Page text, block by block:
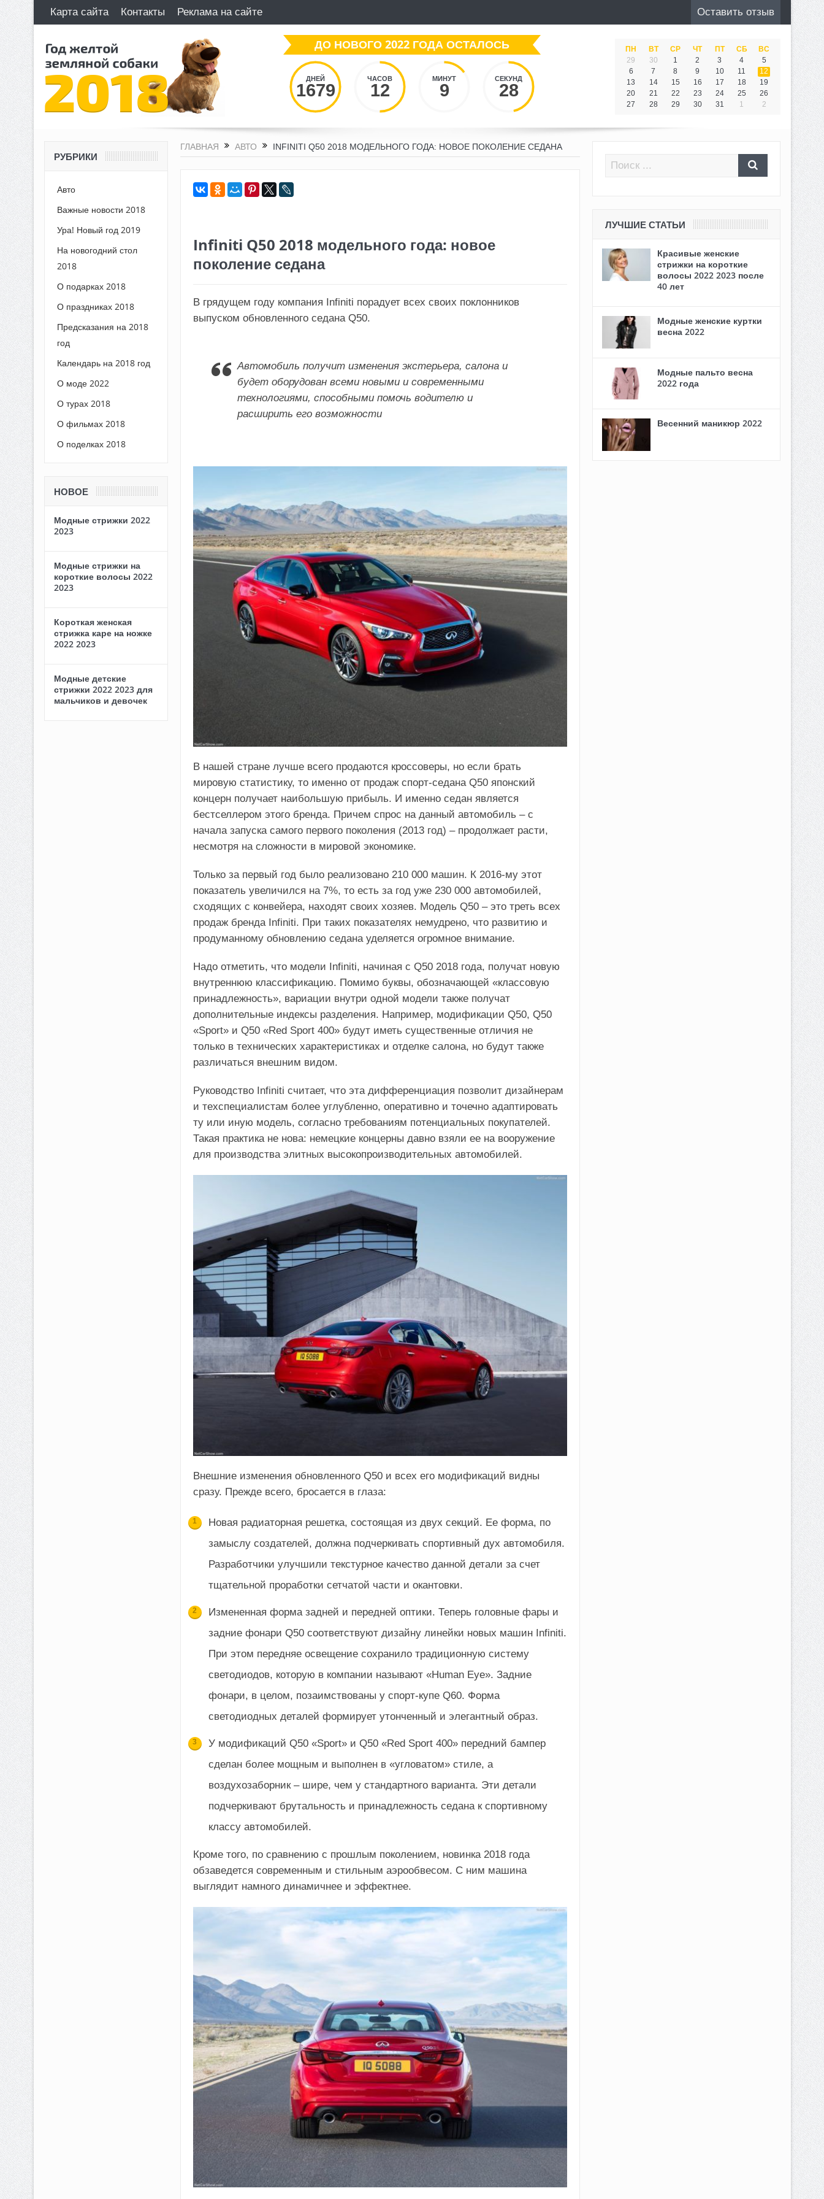
Карта сайта Контакты Реклама на сайте Оставить отзыв
ДО НОВОГО 2022 ГОДА ОСТАЛОСЬ
ДНЕЙ
1679
ЧАСОВ
12
МИНУТ
9
СЕКУНД
29
ПН ВТ СР ЧТ ПТ СБ
ВС
29
30 1 2 3 4
5
6
7 8 9 10 11
12
13
14 15 16 17 18
19
20
21 22 23 24 25
26
27
28 29 30 31 1 2
ГЛАВНАЯ АВТО INFINITI Q50 2018 МОДЕЛЬНОГО ГОДА: НОВОЕ ПОКОЛЕНИЕ СЕДАНА
Infiniti Q50 2018 модельного года: новое
поколение седана
В грядущем году компания Infiniti порадует всех своих поклонников
выпуском обновленного седана Q50.
Автомобиль получит изменения экстерьера, салона и
будет оборудован всеми новыми и современными
технологиями, способными помочь водителю и
расширить его возможности
В нашей стране лучше всего продаются кроссоверы, но если брать
мировую статистику, то именно от продаж спорт-седана Q50 японский
концерн получает наибольшую прибыль. И именно седан является
бестселлером этого бренда. Причем спрос на данный автомобиль – с
начала запуска самого первого поколения (2013 год) – продолжает расти,
несмотря на сложности в мировой экономике.
Только за первый год было реализовано 210 000 машин. К 2016-му этот
показатель увеличился на 7%, то есть за год уже 230 000 автомобилей,
сходящих с конвейера, находят своих хозяев. Модель Q50 – это треть всех
продаж бренда Infiniti. При таких показателях немудрено, что развитию и
продуманному обновлению седана уделяется огромное внимание.
Надо отметить, что модели Infiniti, начиная с Q50 2018 года, получат новую
внутреннюю классификацию. Помимо буквы, обозначающей «классовую
принадлежность», вариации внутри одной модели также получат
дополнительные индексы разделения. Например, модификации Q50, Q50
«Sport» и Q50 «Red Sport 400» будут иметь существенные отличия не
только в технических характеристиках и отделке салона, но будут также
различаться внешним видом.
Руководство Infiniti считает, что эта дифференциация позволит дизайнерам
и техспециалистам более углубленно, оперативно и точечно адаптировать
ту или иную модель, согласно требованиям потенциальных покупателей.
Такая практика не нова: немецкие концерны давно взяли ее на вооружение
для производства элитных высокопроизводительных автомобилей.
Внешние изменения обновленного Q50 и всех его модификаций видны
сразу. Прежде всего, бросается в глаза:
Новая радиаторная решетка, состоящая из двух секций. Ее форма, по
замыслу создателей, должна подчеркивать спортивный дух автомобиля.
Разработчики улучшили текстурное качество данной детали за счет
тщательной проработки сетчатой части и окантовки.
Измененная форма задней и передней оптики. Теперь головные фары и
задние фонари Q50 соответствуют дизайну линейки новых машин Infiniti.
При этом передняе освещение сохранило традиционную систему
светодиодов, которую в компании называют «Human Eye». Задние
фонари, в целом, позаимствованы у спорт-купе Q60. Форма
светодиодных деталей формирует утонченный и элегантный образ.
У модификаций Q50 «Sport» и Q50 «Red Sport 400» передний бампер
сделан более мощным и выполнен в «угловатом» стиле, а
воздухозаборник – шире, чем у стандартного варианта. Эти детали
подчеркивают брутальность и принадлежность седана к спортивному
классу автомобилей.
Кроме того, по сравнению с прошлым поколением, новинка 2018 года
обзаведется современным и стильным аэрообвесом. С ним машина
выглядит намного динамичнее и эффектнее.
РУБРИКИ
Авто
Важные новости 2018
Ура! Новый год 2019
На новогодний стол
2018
О подарках 2018
О праздниках 2018
Предсказания на 2018
год
Календарь на 2018 год
О моде 2022
О турах 2018
О фильмах 2018
О поделках 2018
НОВОЕ
Модные стрижки 2022
2023
Модные стрижки на
короткие волосы 2022
2023
Короткая женская
стрижка каре на ножке
2022 2023
Модные детские
стрижки 2022 2023 для
мальчиков и девочек
ЛУЧШИЕ СТАТЬИ
Красивые женские
стрижки на короткие
волосы 2022 2023 после
40 лет
Модные женские куртки
весна 2022
Модные пальто весна
2022 года
Весенний маникюр 2022